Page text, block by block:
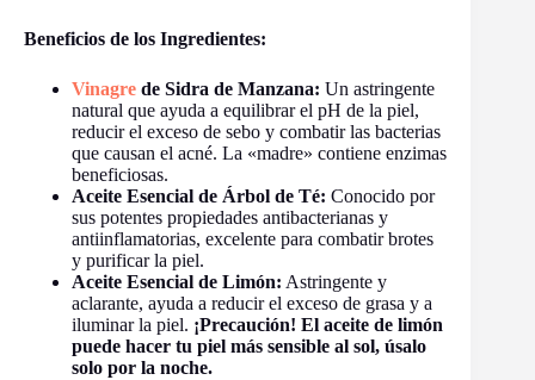
Beneficios de los Ingredientes:
Vinagre de Sidra de Manzana: Un astringente
natural que ayuda a equilibrar el pH de la piel,
reducir el exceso de sebo y combatir las bacterias
que causan el acné. La «madre» contiene enzimas
beneficiosas.
Aceite Esencial de Árbol de Té: Conocido por
sus potentes propiedades antibacterianas y
antiinflamatorias, excelente para combatir brotes
y purificar la piel.
Aceite Esencial de Limón: Astringente y
aclarante, ayuda a reducir el exceso de grasa y a
iluminar la piel. ¡Precaución! El aceite de limón
puede hacer tu piel más sensible al sol, úsalo
solo por la noche.